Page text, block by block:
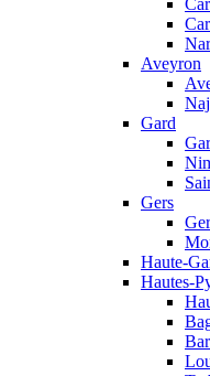
Aveyron
Gard
Gers
Haute-
Hautes-